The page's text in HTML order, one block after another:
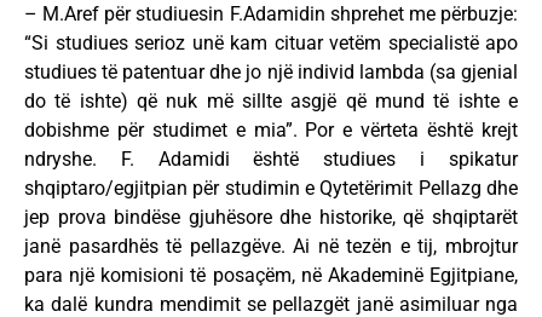
– M.Aref për studiuesin F.Adamidin shprehet me përbuzje:
“Si studiues serioz unë kam cituar vetëm specialistë apo
studiues të patentuar dhe jo një individ lambda (sa gjenial
do të ishte) që nuk më sillte asgjë që mund të ishte e
dobishme për studimet e mia”. Por e vërteta është krejt
ndryshe. F. Adamidi është studiues i spikatur
shqiptaro/egjitpian për studimin e Qytetërimit Pellazg dhe
jep prova bindëse gjuhësore dhe historike, që shqiptarët
janë pasardhës të pellazgëve. Ai në tezën e tij, mbrojtur
para një komisioni të posaçëm, në Akademinë Egjitpiane,
ka dalë kundra mendimit se pellazgët janë asimiluar nga